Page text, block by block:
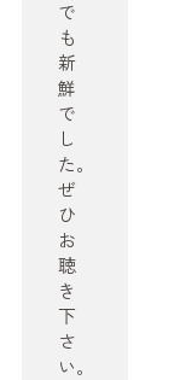
で
も
新
鮮
で
し
た。
ぜ
ひ
お
聴
き
下
さ
い。